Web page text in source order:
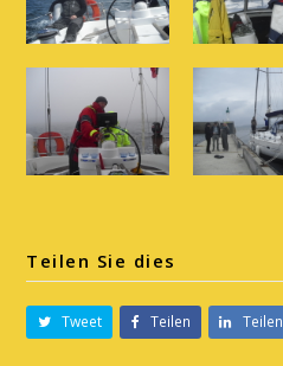
Teilen Sie dies
Tweet Teilen Teilen